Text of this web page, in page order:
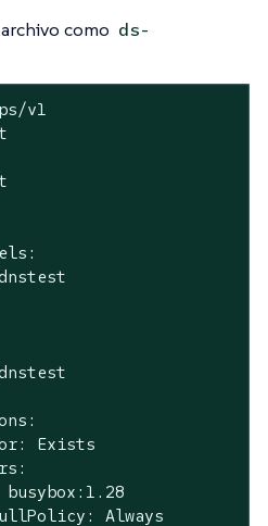
como ds-
v1
Exists
busybox:1.28
Always